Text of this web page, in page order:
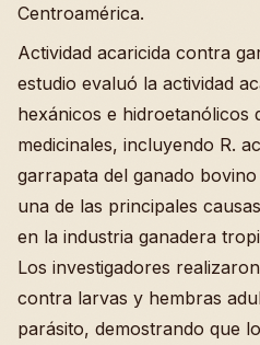
Centroamérica.
Actividad acaricida contra
estudio evaluó la actividad
hexánicos e hidroetanólicos
medicinales, incluyendo R.
garrapata del ganado
una de las principales
en la industria ganadera
Los investigadores
contra larvas y hembras
parásito, demostrando que